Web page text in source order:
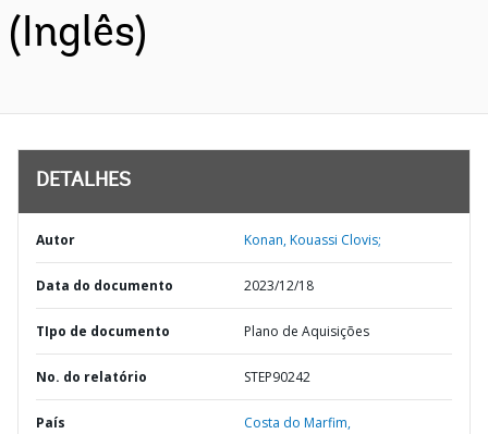
(Inglês)
DETALHES
Autor Konan, Kouassi Clovis;
Data do documento 2023/12/18
TIpo de documento Plano de Aquisições
No. do relatório STEP90242
País Costa do Marfim,